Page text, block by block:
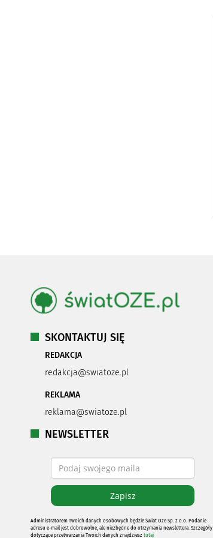
SKONTAKTUJ SIĘ
REDAKCJA
redakcja@swiatoze.pl
REKLAMA
reklama@swiatoze.pl
NEWSLETTER
Administratorem Twoich danych osobowych będzie Świat Oze Sp. z o.o. Podanie
adresu e-mail jest dobrowolne, ale niezbędne do otrzymania newslettera. Szczegóły
dotyczące przetwarzania Twoich danych znajdziesz tutaj